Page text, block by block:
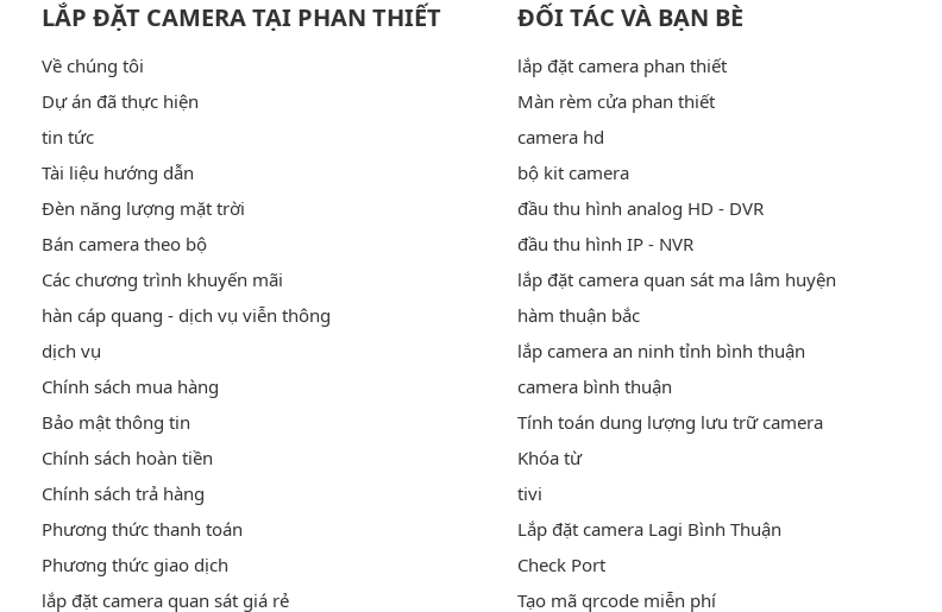
LẮP ĐẶT CAMERA TẠI PHAN THIẾT
Về chúng tôi
Dự án đã thực hiện
tin tức
Tài liệu hướng dẫn
Đèn năng lượng mặt trời
Bán camera theo bộ
Các chương trình khuyến mãi
hàn cáp quang - dịch vụ viễn thông
dịch vụ
Chính sách mua hàng
Bảo mật thông tin
Chính sách hoàn tiền
Chính sách trả hàng
Phương thức thanh toán
Phương thức giao dịch
lắp đặt camera quan sát giá rẻ
ĐỐI TÁC VÀ BẠN BÈ
lắp đặt camera phan thiết
Màn rèm cửa phan thiết
camera hd
bộ kit camera
đầu thu hình analog HD - DVR
đầu thu hình IP - NVR
lắp đặt camera quan sát ma lâm huyện
hàm thuận bắc
lắp camera an ninh tỉnh bình thuận
camera bình thuận
Tính toán dung lượng lưu trữ camera
Khóa từ
tivi
Lắp đặt camera Lagi Bình Thuận
Check Port
Tạo mã qrcode miễn phí